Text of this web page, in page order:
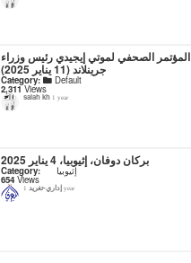
المؤتمر الصحفي لموتي إيجيدي رئيس وزراء
جرينلاند (11 يناير 2025)
Category: Default
2,311Views
salah kh 1 year
بركان دوفان، إثيوبيا، 4 يناير 2025
Category: إثيوبيا
654 Views
إداري-تغريد 1 year